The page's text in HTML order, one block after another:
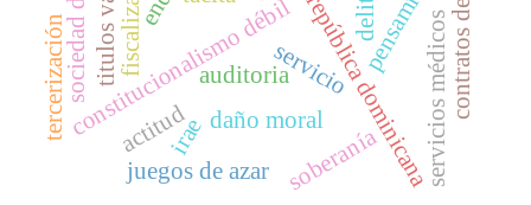
constitucionalismo débilrepública dominicana
auditoria
soberanía
actitud
delito
daño moral servicios médicos
irae
tercerización
juegos de azar
servicio